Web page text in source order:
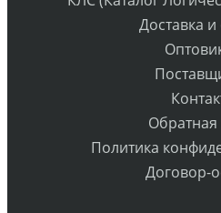
Доставка и
Обратная
Политика
Договор-